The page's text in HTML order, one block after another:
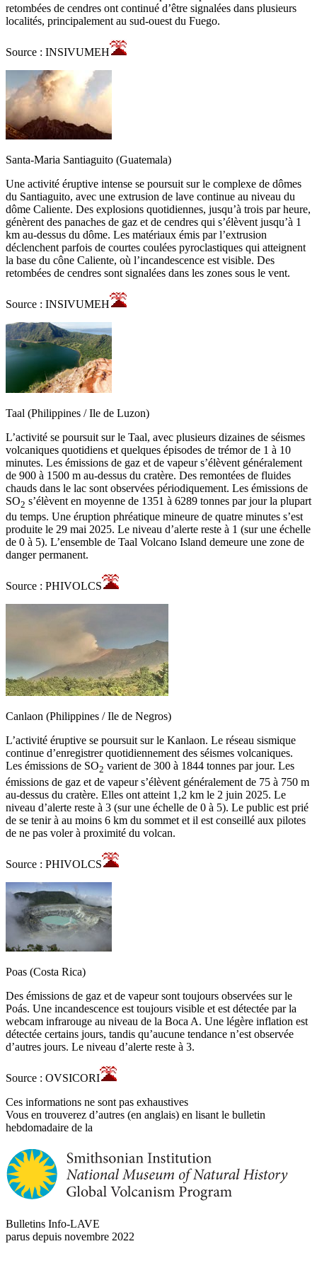
retombées de cendres ont continué d’être signalées dans plusieurs
localités, principalement au sud-ouest du Fuego.
Source : INSIVUMEH
Santa-Maria Santiaguito (Guatemala)
Une activité éruptive intense se poursuit sur le complexe de dômes
du Santiaguito, avec une extrusion de lave continue au niveau du
dôme Caliente. Des explosions quotidiennes, jusqu’à trois par heure,
génèrent des panaches de gaz et de cendres qui s’élèvent jusqu’à 1
km au-dessus du dôme. Les matériaux émis par l’extrusion
déclenchent parfois de courtes coulées pyroclastiques qui atteignent
la base du cône Caliente, où l’incandescence est visible. Des
retombées de cendres sont signalées dans les zones sous le vent.
Source : INSIVUMEH
Taal (Philippines / Ile de Luzon)
L’activité se poursuit sur le Taal, avec plusieurs dizaines de séismes
volcaniques quotidiens et quelques épisodes de trémor de 1 à 10
minutes. Les émissions de gaz et de vapeur s’élèvent généralement
de 900 à 1500 m au-dessus du cratère. Des remontées de fluides
chauds dans le lac sont observées périodiquement. Les émissions de
SO2 s’élèvent en moyenne de 1351 à 6289 tonnes par jour la plupart
du temps. Une éruption phréatique mineure de quatre minutes s’est
produite le 29 mai 2025. Le niveau d’alerte reste à 1 (sur une échelle
de 0 à 5). L’ensemble de Taal Volcano Island demeure une zone de
danger permanent.
Source : PHIVOLCS
Canlaon (Philippines / Ile de Negros)
L’activité éruptive se poursuit sur le Kanlaon. Le réseau sismique
continue d’enregistrer quotidiennement des séismes volcaniques.
Les émissions de SO2 varient de 300 à 1844 tonnes par jour. Les
émissions de gaz et de vapeur s’élèvent généralement de 75 à 750 m
au-dessus du cratère. Elles ont atteint 1,2 km le 2 juin 2025. Le
niveau d’alerte reste à 3 (sur une échelle de 0 à 5). Le public est prié
de se tenir à au moins 6 km du sommet et il est conseillé aux pilotes
de ne pas voler à proximité du volcan.
Source : PHIVOLCS
Poas (Costa Rica)
Des émissions de gaz et de vapeur sont toujours observées sur le
Poás. Une incandescence est toujours visible et est détectée par la
webcam infrarouge au niveau de la Boca A. Une légère inflation est
détectée certains jours, tandis qu’aucune tendance n’est observée
d’autres jours. Le niveau d’alerte reste à 3.
Source : OVSICORI
Ces informations ne sont pas exhaustives
Vous en trouverez d’autres (en anglais) en lisant le bulletin
hebdomadaire de la
Bulletins Info-LAVE
parus depuis novembre 2022